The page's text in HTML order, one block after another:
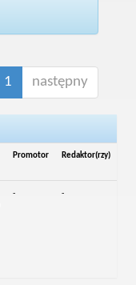
1 następny
Promotor Redaktor(rzy)
- -